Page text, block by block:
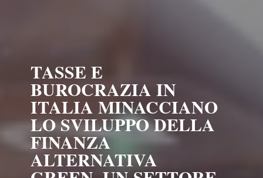
TASSE E
BUROCRAZIA IN
ITALIA MINACCIANO
LO SVILUPPO DELLA
FINANZA
ALTERNATIVA